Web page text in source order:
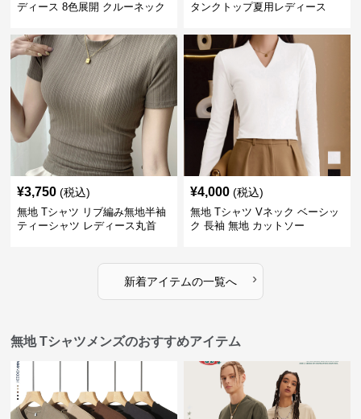
ディース 8色展開 クルーネック
タンクトップ夏用レディース
¥3,750 (税込)
無地 Tシャツ リブ編み無地半袖
ティーシャツ レディース丸首
¥4,000 (税込)
無地 Tシャツ Vネック ベーシッ
ク 長袖 無地 カットソー
新着アイテムの一覧へ ›
無地 Tシャツメンズのおすすめアイテム